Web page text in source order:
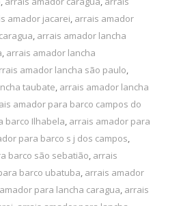
amador jacarei, arrais amador
, arrais amador lancha
, arrais amador lancha
amador lancha são paulo,
taubate, arrais amador lancha
amador para barco campos do
barco Ilhabela, arrais amador para
para barco s j dos campos,
barco são sebatião, arrais
barco ubatuba, arrais amador
para lancha caragua, arrais